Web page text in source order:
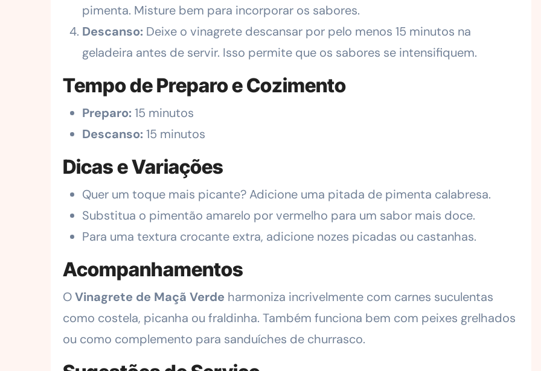
pimenta. Misture bem para incorporar os sabores.
Descanso: Deixe o vinagrete descansar por pelo menos 15 minutos na
geladeira antes de servir. Isso permite que os sabores se intensifiquem.
Tempo de Preparo e Cozimento
Preparo: 15 minutos
Descanso: 15 minutos
Dicas e Variações
Quer um toque mais picante? Adicione uma pitada de pimenta calabresa.
Substitua o pimentão amarelo por vermelho para um sabor mais doce.
Para uma textura crocante extra, adicione nozes picadas ou castanhas.
Acompanhamentos
OVinagrete de Maçã Verde harmoniza incrivelmente com carnes suculentas
como costela, picanha ou fraldinha. Também funciona bem com peixes grelhados
ou como complemento para sanduíches de churrasco.